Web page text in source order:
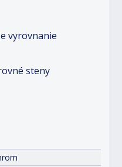
vyrovnanie
steny